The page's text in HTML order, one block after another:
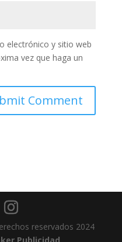
electrónico y sitio web
vez que haga un
reservados 2024